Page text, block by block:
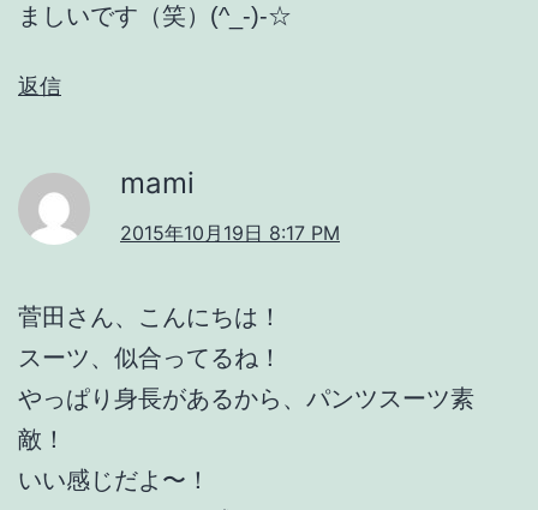
ましいです（笑）(^_-)-☆
返信
mami
2015年10月19日 8:17 PM
菅田さん、こんにちは！
スーツ、似合ってるね！
やっぱり身長があるから、パンツスーツ素
敵！
いい感じだよ〜！